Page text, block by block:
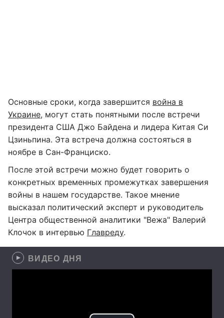
Основные сроки, когда завершится война в
Украине, могут стать понятными после встречи
президента США Джо Байдена и лидера Китая Си
Цзиньпина. Эта встреча должна состояться в
ноябре в Сан-Франциско.
После этой встречи можно будет говорить о
конкретных временных промежутках завершения
войны в нашем государстве. Такое мнение
высказал политический эксперт и руководитель
Центра общественной аналитики "Вежа" Валерий
Клочок в интервью Главреду.
ВИДЕО ДНЯ